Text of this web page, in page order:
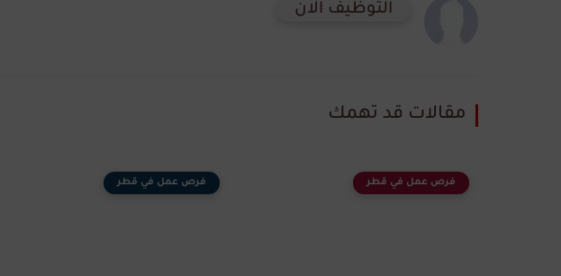
التوظيف الان
مقالات قد تهمك
فرص عمل في قطر فرص عمل في قطر